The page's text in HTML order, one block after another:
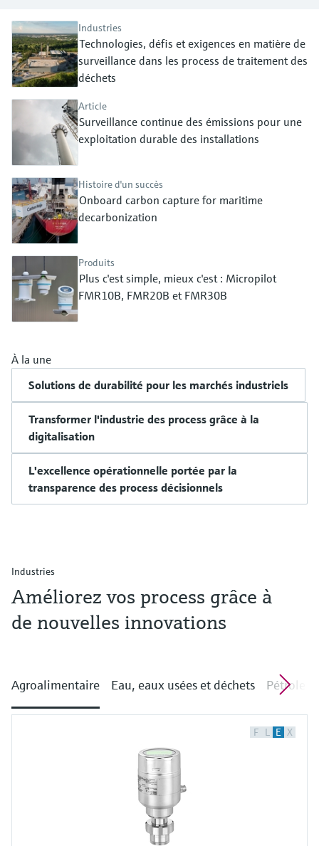
Device Viewer
Trouver des informations et de la
documentation spécifiques à un produit
Recherche de pièces détachées
Trouvez la bonne pièce de rechange en
tapant la racine/le code du produit et
accédez aux données spécifiques, vues
pour un remplacement/réparation rapide.
Mesure du niveau par barrière à
micro-ondes
Mesure du niveau par la pression
Voir tous
Photomètres de process
Mesure par transmission de micro-
Technologie Memosens
Voir tous
décisionnels
Industries
Technologies, défis et exigences en matière de
surveillance dans les process de traitement des
déchets
Article
Surveillance continue des émissions pour une
exploitation durable des installations
Histoire d'un succès
Onboard carbon capture for maritime
decarbonization
Produits
Plus c'est simple, mieux c'est : Micropilot
FMR10B, FMR20B et FMR30B
À la une
Solutions de durabilité pour les marchés industriels
Transformer l'industrie des process grâce à la
digitalisation
L'excellence opérationnelle portée par la
transparence des process décisionnels
Industries
Améliorez vos process grâce à
de nouvelles innovations
Agroalimentaire Eau, eaux usées et déchets Pétrole
F L E X